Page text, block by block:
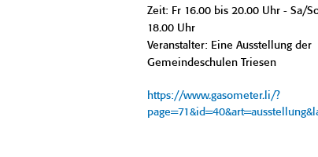
Zeit: Fr 16.00 bis 20.00 Uhr - Sa/
18.00 Uhr
Veranstalter: Eine Ausstellung der
Gemeindeschulen Triesen
https://www.gasometer.li/?